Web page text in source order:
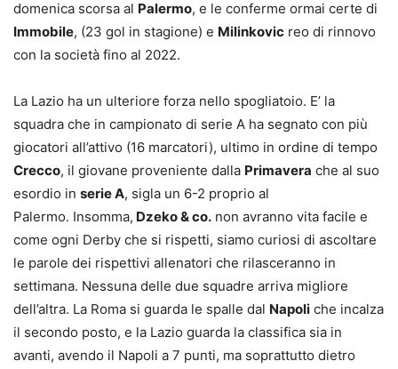
domenica scorsa al Palermo, e le conferme ormai certe di
Immobile, (23 gol in stagione) e Milinkovic reo di rinnovo
con la società fino al 2022.
La Lazio ha un ulteriore forza nello spogliatoio. E’ la
squadra che in campionato di serie A ha segnato con più
giocatori all’attivo (16 marcatori), ultimo in ordine di tempo
Crecco, il giovane proveniente dalla Primavera che al suo
esordio in serie A, sigla un 6-2 proprio al
Palermo. Insomma, Dzeko & co. non avranno vita facile e
come ogni Derby che si rispetti, siamo curiosi di ascoltare
le parole dei rispettivi allenatori che rilasceranno in
settimana. Nessuna delle due squadre arriva migliore
dell’altra. La Roma si guarda le spalle dal Napoli che incalza
il secondo posto, e la Lazio guarda la classifica sia in
avanti, avendo il Napoli a 7 punti, ma soprattutto dietro